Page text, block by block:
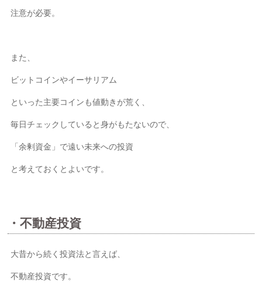
注意が必要。
また、
ビットコインやイーサリアム
といった主要コインも値動きが荒く、
毎日チェックしていると身がもたないので、
「余剰資金」で遠い未来への投資
と考えておくとよいです。
・不動産投資
大昔から続く投資法と言えば、
不動産投資です。